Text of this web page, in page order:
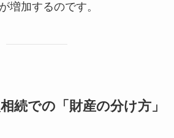
増加するのです。
続での「財産の分け方」